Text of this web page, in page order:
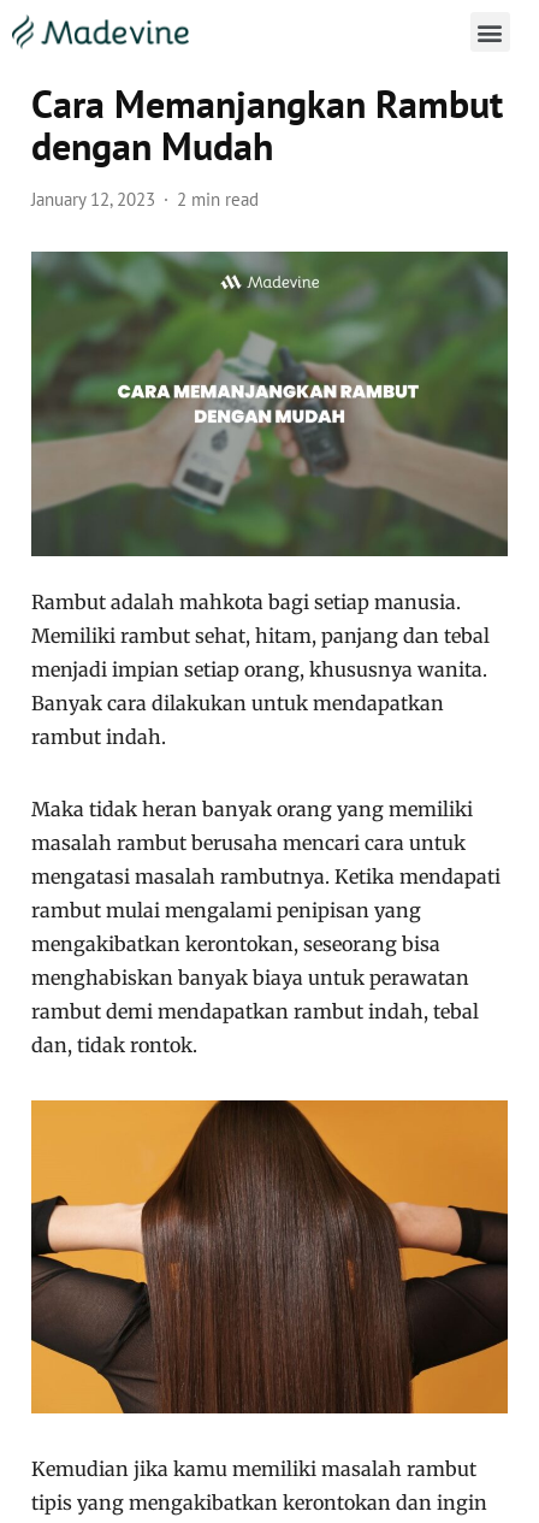
Cara Memanjangkan Rambut
dengan Mudah
January 12, 2023 2 min read
Rambut adalah mahkota bagi setiap manusia.
Memiliki rambut sehat, hitam, panjang dan tebal
menjadi impian setiap orang, khususnya wanita.
Banyak cara dilakukan untuk mendapatkan
rambut indah.
Maka tidak heran banyak orang yang memiliki
masalah rambut berusaha mencari cara untuk
mengatasi masalah rambutnya. Ketika mendapati
rambut mulai mengalami penipisan yang
mengakibatkan kerontokan, seseorang bisa
menghabiskan banyak biaya untuk perawatan
rambut demi mendapatkan rambut indah, tebal
dan, tidak rontok.
Kemudian jika kamu memiliki masalah rambut
tipis yang mengakibatkan kerontokan dan ingin